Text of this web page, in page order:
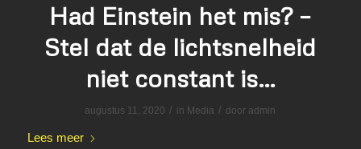
Had Einstein het mis? –
Stel dat de lichtsnelheid
niet constant is…
augustus 11, 2020 / in Media / door admin
Lees meer